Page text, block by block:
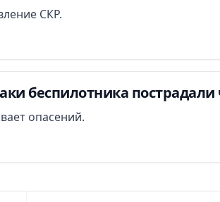
СКР.
беспилотника
опасений.